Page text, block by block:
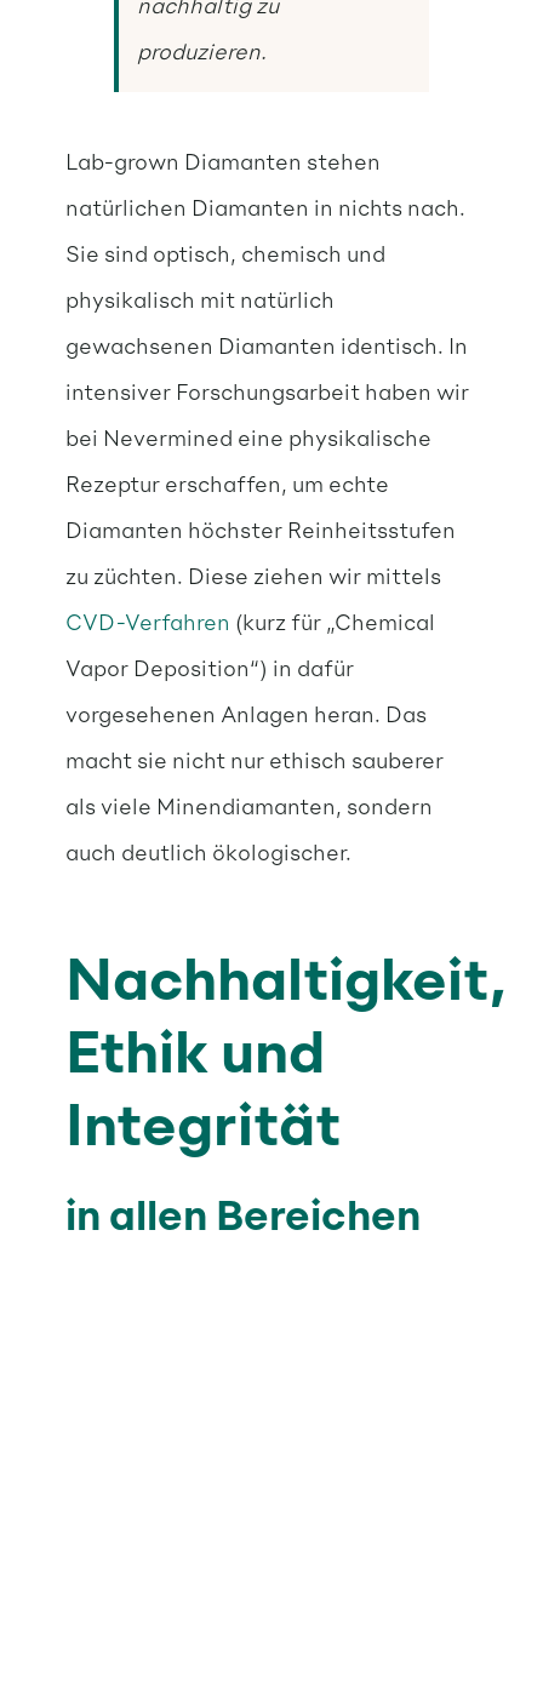
produzieren.
Lab-grown Diamanten stehen
natürlichen Diamanten in nichts nach.
Sie sind optisch, chemisch und
physikalisch mit natürlich
gewachsenen Diamanten identisch. In
intensiver Forschungsarbeit haben wir
bei Nevermined eine physikalische
Rezeptur erschaffen, um echte
Diamanten höchster Reinheitsstufen
zu züchten. Diese ziehen wir mittels
CVD-Verfahren (kurz für „Chemical
Vapor Deposition“) in dafür
vorgesehenen Anlagen heran. Das
macht sie nicht nur ethisch sauberer
als viele Minendiamanten, sondern
auch deutlich ökologischer.
Nachhaltigkeit,
Ethik und
Integrität
in allen Bereichen